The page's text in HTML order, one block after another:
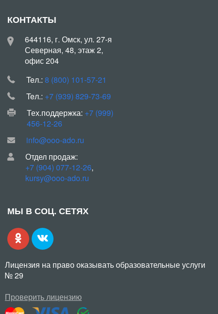
КОНТАКТЫ
644116, г. Омск, ул. 27-я
Северная, 48, этаж 2,
офис 204
Teл.: 8 (800) 101-57-21
Teл.: +7 (939) 829-73-69
Тех.поддержка: +7 (999)
456-12-26
info@ooo-ado.ru
Отдел продаж:
+7 (904) 077-12-26,
kursy@ooo-ado.ru
МЫ В СОЦ. СЕТЯХ
Лицензия на право оказывать образовательные услуги
№ 29
Проверить лицензию